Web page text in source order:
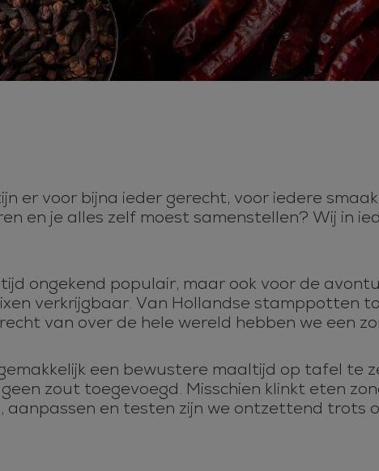
er voor bijna ieder gerecht, voor iedere
en je alles zelf moest samenstellen? Wij in
ongekend populair, maar ook voor de
verkrijgbaar. Van Hollandse stamppotten
van over de hele wereld hebben we een
een bewustere maaltijd op tafel te
zout toegevoegd. Misschien klinkt eten
en testen zijn we ontzettend trots